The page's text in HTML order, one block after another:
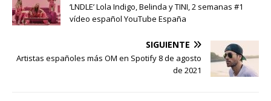
‘LNDLE’ Lola Indigo, Belinda y TINI, 2 semanas #1
vídeo español YouTube España
SIGUIENTE
Artistas españoles más OM en Spotify 8 de agosto
de 2021